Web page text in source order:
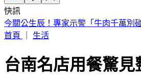
快訊
今關公生辰！專家示警「牛肉千萬
首頁
生活
台南名店用餐驚